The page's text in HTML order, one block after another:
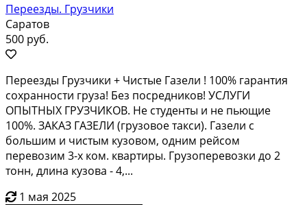
Переезды. Грузчики
Саратов
500 руб.
Переезды Грузчики + Чистые Газели ! 100% гарантия
сохранности груза! Без посредников! УСЛУГИ
ОПЫТНЫХ ГРУЗЧИКОВ. Не студенты и не пьющие
100%. ЗАКАЗ ГАЗЕЛИ (грузовое такси). Газели с
большим и чистым кузовом, одним рейсом
перевозим 3-х ком. квартиры. Грузоперевозки до 2
тонн, длина кузова - 4,...
1 мая 2025